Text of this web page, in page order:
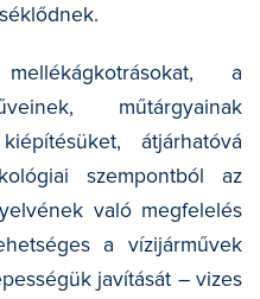
a
műtárgyainak
átjárhatóvá
szempontból az
való megfelelés
a vízijárművek
javítását – vizes